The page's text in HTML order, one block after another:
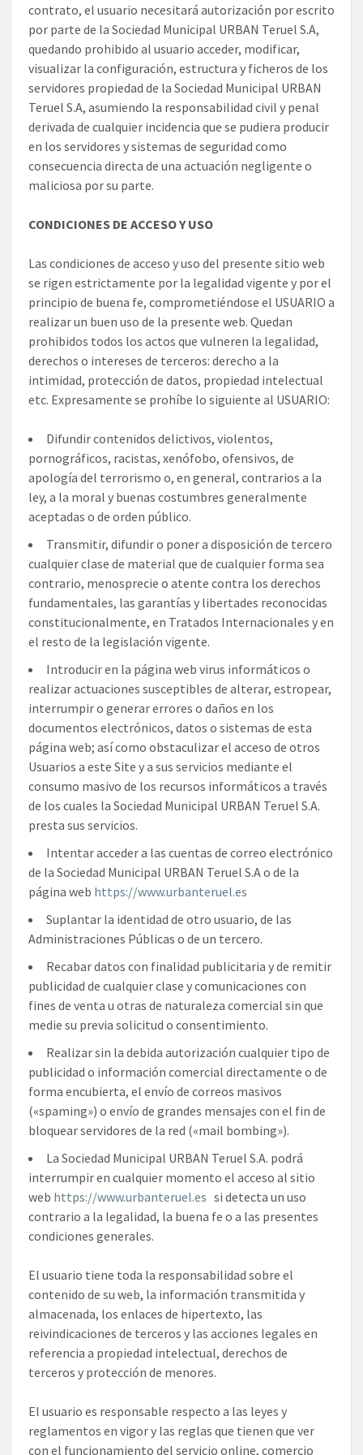
contrato, el usuario necesitará autorización por escrito
por parte de la Sociedad Municipal URBAN Teruel S.A,
quedando prohibido al usuario acceder, modificar,
visualizar la configuración, estructura y ficheros de los
servidores propiedad de la Sociedad Municipal URBAN
Teruel S.A, asumiendo la responsabilidad civil y penal
derivada de cualquier incidencia que se pudiera producir
en los servidores y sistemas de seguridad como
consecuencia directa de una actuación negligente o
maliciosa por su parte.
CONDICIONES DE ACCESO Y USO
Las condiciones de acceso y uso del presente sitio web
se rigen estrictamente por la legalidad vigente y por el
principio de buena fe, comprometiéndose el USUARIO a
realizar un buen uso de la presente web. Quedan
prohibidos todos los actos que vulneren la legalidad,
derechos o intereses de terceros: derecho a la
intimidad, protección de datos, propiedad intelectual
etc. Expresamente se prohíbe lo siguiente al USUARIO:
Difundir contenidos delictivos, violentos,
pornográficos, racistas, xenófobo, ofensivos, de
apología del terrorismo o, en general, contrarios a la
ley, a la moral y buenas costumbres generalmente
aceptadas o de orden público.
Transmitir, difundir o poner a disposición de tercero
cualquier clase de material que de cualquier forma sea
contrario, menosprecie o atente contra los derechos
fundamentales, las garantías y libertades reconocidas
constitucionalmente, en Tratados Internacionales y en
el resto de la legislación vigente.
Introducir en la página web virus informáticos o
realizar actuaciones susceptibles de alterar, estropear,
interrumpir o generar errores o daños en los
documentos electrónicos, datos o sistemas de esta
página web; así como obstaculizar el acceso de otros
Usuarios a este Site y a sus servicios mediante el
consumo masivo de los recursos informáticos a través
de los cuales la Sociedad Municipal URBAN Teruel S.A.
presta sus servicios.
Intentar acceder a las cuentas de correo electrónico
de la Sociedad Municipal URBAN Teruel S.A o de la
página web https://www.urbanteruel.es
Suplantar la identidad de otro usuario, de las
Administraciones Públicas o de un tercero.
Recabar datos con finalidad publicitaria y de remitir
publicidad de cualquier clase y comunicaciones con
fines de venta u otras de naturaleza comercial sin que
medie su previa solicitud o consentimiento.
Realizar sin la debida autorización cualquier tipo de
publicidad o información comercial directamente o de
forma encubierta, el envío de correos masivos
(«spaming») o envío de grandes mensajes con el fin de
bloquear servidores de la red («mail bombing»).
La Sociedad Municipal URBAN Teruel S.A. podrá
interrumpir en cualquier momento el acceso al sitio
web https://www.urbanteruel.es si detecta un uso
contrario a la legalidad, la buena fe o a las presentes
condiciones generales.
El usuario tiene toda la responsabilidad sobre el
contenido de su web, la información transmitida y
almacenada, los enlaces de hipertexto, las
reivindicaciones de terceros y las acciones legales en
referencia a propiedad intelectual, derechos de
terceros y protección de menores.
El usuario es responsable respecto a las leyes y
reglamentos en vigor y las reglas que tienen que ver
con el funcionamiento del servicio online, comercio